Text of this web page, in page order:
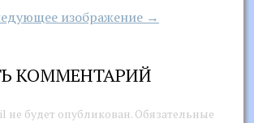
изображение →
КОММЕНТАРИЙ
не будет опубликован. Обязательные